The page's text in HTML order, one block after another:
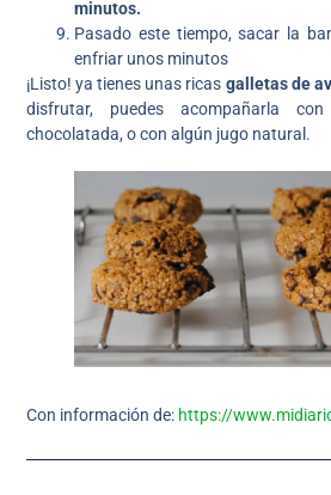
minutos.
Pasado este tiempo, sacar la
enfriar unos minutos
¡Listo! ya tienes unas ricas galletas de
disfrutar, puedes acompañarla
chocolatada, o con algún jugo natural.
Con información de: https://